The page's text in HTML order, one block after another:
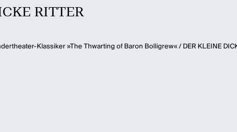
RITTER
Klassiker »The Thwarting of Baron Bolligrew« / DER KLEINE